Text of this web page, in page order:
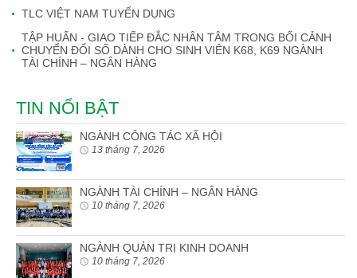
TLC VIỆT NAM TUYỂN DỤNG
TẬP HUẤN - GIAO TIẾP ĐẮC NHÂN TÂM TRONG BỐI CẢNH
CHUYỂN ĐỔI SỐ DÀNH CHO SINH VIÊN K68, K69 NGÀNH
TÀI CHÍNH – NGÂN HÀNG
TIN NỔI BẬT
NGÀNH CÔNG TÁC XÃ HỘI
13 tháng 7, 2026
NGÀNH TÀI CHÍNH – NGÂN HÀNG
10 tháng 7, 2026
NGÀNH QUẢN TRỊ KINH DOANH
10 tháng 7, 2026